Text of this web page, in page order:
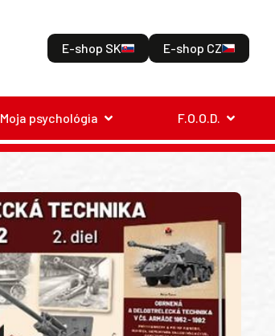
E-shop SK E-shop CZ
Moja psychológia F.O.O.D.